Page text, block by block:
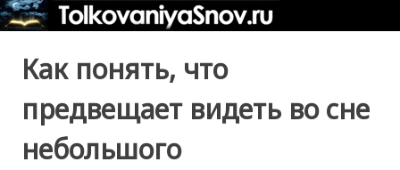
Как понять, что
предвещает видеть во сне
небольшого